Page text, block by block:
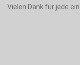
Vielen Dank für jede